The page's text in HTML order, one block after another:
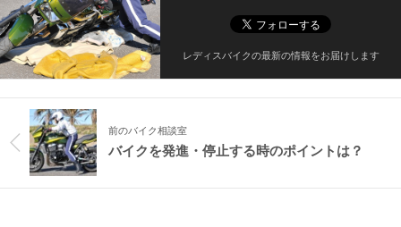
レディスバイクの最新の情報をお届けします
前のバイク相談室
バイクを発進・停止する時のポイントは？